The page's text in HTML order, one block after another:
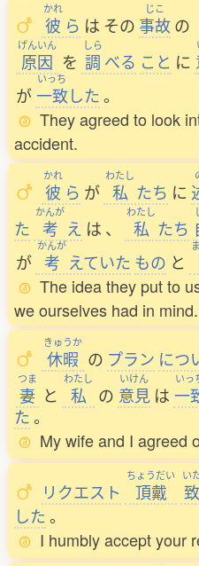
かれ
彼 ら は その
じこ
事故の
げんいん
原因 を
しら
調 べる こと に
が
いっち
一致した。
They agreed to look
accident.
かれ
彼 ら が
わたし
私 たち に
た
かんが
考 え は 、
わたし
私 たち
が
かんが
考 えていた もの と
The idea they put to
we ourselves had in mind.
きゅうか
休暇 の プラン につ
つま
妻 と
わたし
私 の
いけん
意見 は
いっ
一
た。
My wife and I agreed
リクエスト
ちょうだい
頂戴
い
致
した。
I humbly accept your